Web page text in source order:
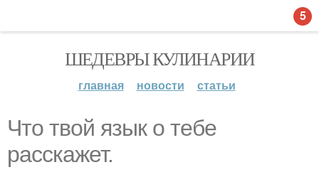
ШЕДЕВРЫ КУЛИНАРИИ
главная новости статьи
Что твой язык о тебе
расскажет.
5